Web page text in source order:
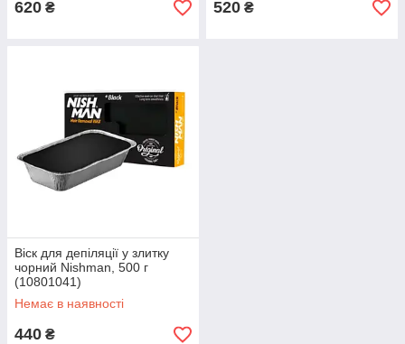
620 ₴ 520 ₴
Віск для депіляції у злитку
чорний Nishman, 500 г
(10801041)
Немає в наявності
440 ₴